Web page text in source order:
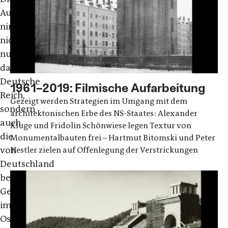
Ausstellung
nimmt
nicht
nur
das
Deutsche
Reich,
sondern
auch
die
von
Deutschland
besetzten
Gebiete
im
Osten
1961–2019: Filmische Aufarbeitung
Gezeigt werden Strategien im Umgang mit dem
architektonischen Erbe des NS-Staates: Alexander
Kluge und Fridolin Schönwiese legen Textur von
Monumentalbauten frei – Hartmut Bitomski und Peter
Nestler zielen auf Offenlegung der Verstrickungen